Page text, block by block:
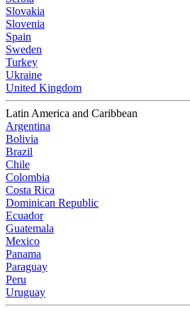
Slovakia
Slovenia
Spain
Sweden
Turkey
Ukraine
United Kingdom
Latin America and Caribbean
Argentina
Bolivia
Brazil
Chile
Colombia
Costa Rica
Dominican Republic
Ecuador
Guatemala
Mexico
Panama
Paraguay
Peru
Uruguay